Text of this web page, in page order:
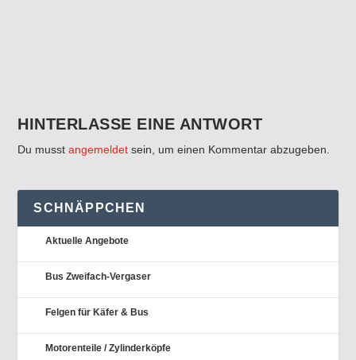
HINTERLASSE EINE ANTWORT
Du musstangemeldet sein, um einen Kommentar abzugeben.
SCHNÄPPCHEN
Aktuelle Angebote
Bus Zweifach-Vergaser
Felgen für Käfer & Bus
Motorenteile / Zylinderköpfe